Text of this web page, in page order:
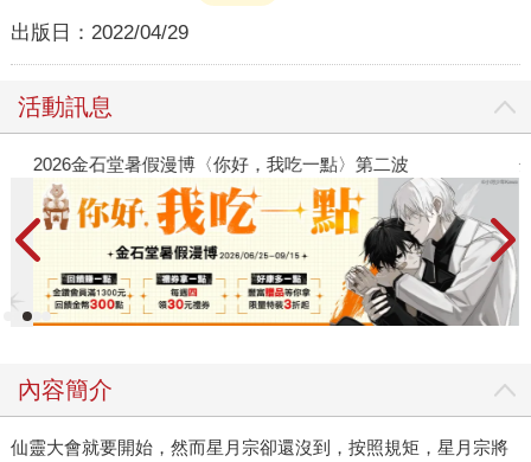
出版日： 2022/04/29
活動訊息
2026金石堂暑假漫博〈你好，我吃一點〉第二波
內容簡介
仙靈大會就要開始，然而星月宗卻還沒到，按照規矩，星月宗將